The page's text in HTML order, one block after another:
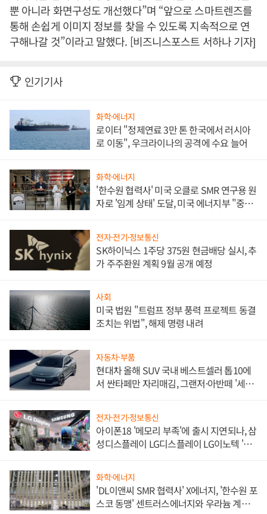
뿐 아니라 화면구성도 개선했다”며 “앞으로 스마트렌즈를
통해 손쉽게 이미지 정보를 찾을 수 있도록 지속적으로 연
구해나갈 것”이라고 말했다. [비즈니스포스트 서하나 기자]
인기기사
화학·에너지
로이터 "정제연료 3만 톤 한국에서 러시아
로 이동", 우크라이나의 공격에 수요 늘어
화학·에너지
'한수원 협력사' 미국 오클로 SMR 연구용 원
자로 '임계 상태' 도달, 미국 에너지부 "중요
전자·전기·정보통신
SK하이닉스 1주당 375원 현금배당 실시, 추
가 주주환원 계획 9월 공개 예정
사회
미국 법원 "트럼프 정부 풍력 프로젝트 동결
조치는 위법", 해제 명령 내려
자동차·부품
현대차 올해 SUV 국내 베스트셀러 톱10에
서 싼타페만 자리매김, 그랜저·아반떼 '세단
전자·전기·정보통신
아이폰18 '메모리 부족'에 출시 지연되나, 삼
성디스플레이 LG디스플레이 LG이노텍 '탈
화학·에너지
'DL이앤씨 SMR 협력사' X에너지, '한수원 포
스코 동맹' 센트러스에너지와 우라늄 계약